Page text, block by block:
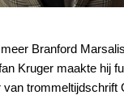
Branford
Kruger maakte hij